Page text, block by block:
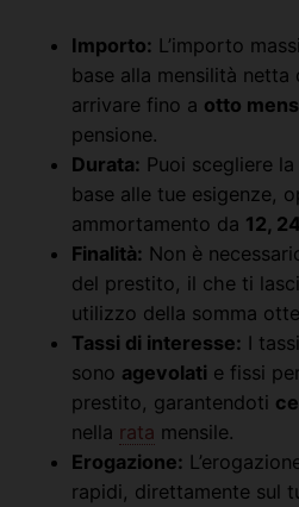
Importo: L’importo
base alla mensilità
arrivare fino a otto
pensione.
Durata: Puoi scegliere
base alle tue esigenze,
ammortamento da 12,
Finalità: Non è
del prestito, il che ti
utilizzo della somma
Tassi di interesse: I
sono agevolati e fissi
prestito, garantendoti
nella rata mensile.
Erogazione:
rapidi, direttamente sul